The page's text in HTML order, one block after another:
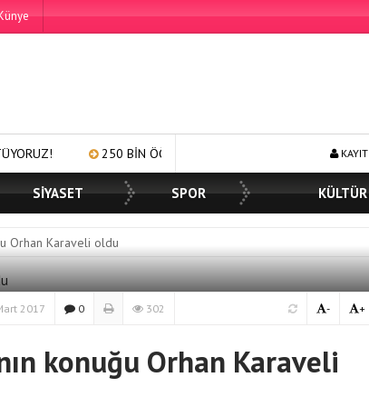
250 BİN ÖĞÜN, BİNLERCE YÜZE GÜLÜMSEME
SİYASET SPOR
Orhan Karaveli oldu
2017 0 302 +
-
konuğu Orhan Karaveli